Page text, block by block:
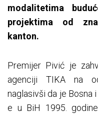
modalitetima
projektima od
kanton.
Premijer Pivić je
agenciji TIKA na
naglasivši da je Bosna
e u BiH 1995.